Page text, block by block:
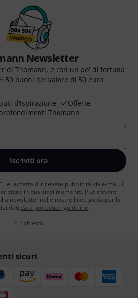
Newsletter
di Thomann, e con un po' di fortuna
50 buoni del valore di 50 euro
d'ispirazione
Offerte
Thomann
Iscriviti ora
lei accetta di ricevere pubblicità via e-mail. È
in qualsiasi momento. Può trovare
newsletter nelle nostre linee guida per la
dati data protection guideline.
* Richiesto
sicuri